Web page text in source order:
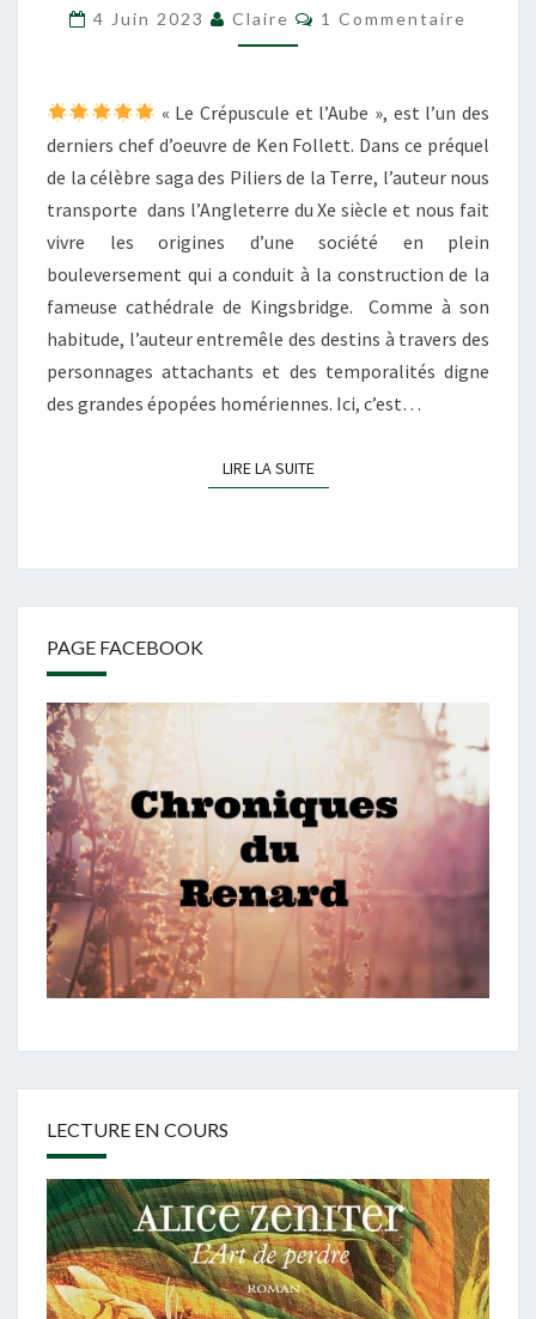
L’AUBE
X
FOLLETT
4 Juin 2023 Claire Commentaires
1 Commentaire
« Le Crépuscule et l’Aube », est l’un des
derniers chef d’oeuvre de Ken Follett. Dans ce préquel
de la célèbre saga des Piliers de la Terre, l’auteur nous
transporte dans l’Angleterre du Xe siècle et nous fait
vivre les origines d’une société en plein
bouleversement qui a conduit à la construction de la
fameuse cathédrale de Kingsbridge. Comme à son
habitude, l’auteur entremêle des destins à travers des
personnages attachants et des temporalités digne
des grandes épopées homériennes. Ici, c’est…
LIRE LA SUITELIRE LA SUITE
PAGE FACEBOOK
LECTURE EN COURS